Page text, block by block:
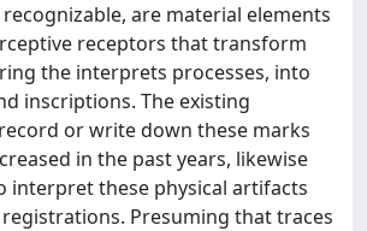
are material elements
receptors that transform
the interprets processes, into
inscriptions. The existing
or write down these marks
in the past years, likewise
interpret these physical artifacts
Presuming that traces